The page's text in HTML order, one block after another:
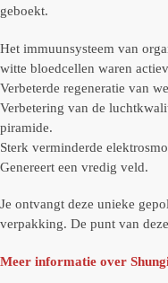
geboekt.
Het immuunsysteem van
witte bloedcellen waren
Verbeterde regeneratie van
Verbetering van de
piramide.
Sterk verminderde
Genereert een vredig veld.
Je ontvangt deze unieke
verpakking. De punt van
Meer informatie over